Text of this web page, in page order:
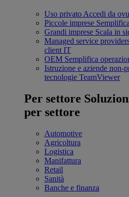
Uso privato Accedi da
Piccole imprese
Grandi imprese Scala in
Managed service
client IT
OEM Semplifica
Istruzione e aziende non-
tecnologie TeamViewer
Per settore
per settore
Automotive
Agricoltura
Logistica
Manifattura
Retail
Sanità
Banche e finanza